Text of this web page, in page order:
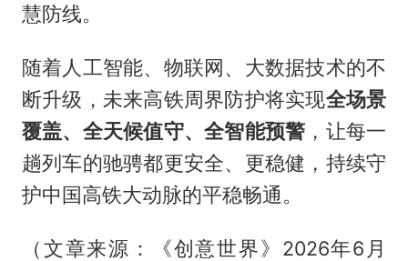
慧防线。
随着人工智能、物联网、大数据技术的不
断升级，未来高铁周界防护将实现全场景
覆盖、全天候值守、全智能预警 ，让每一
趟列车的驰骋都更安全、更稳健，持续守
护中国高铁大动脉的平稳畅通。
（文章来源：《创意世界》2026年6月